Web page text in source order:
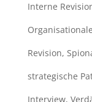
Interne
Revision,
strategische
Interview,